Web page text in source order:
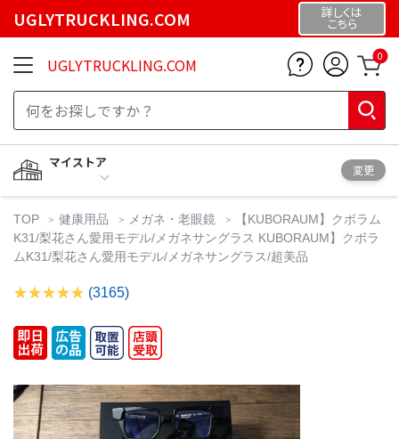
UGLYTRUCKLING.COM 詳しくは
こちら
UGLYTRUCKLING.COM 0
マイストア
変更
TOP 健康用品 メガネ・老眼鏡
【KUBORAUM】クボラム
K31/梨花さん愛用モデル/メガネサングラス KUBORAUM】クボラ
ムK31/梨花さん愛用モデル/メガネサングラス/超美品
(3165)